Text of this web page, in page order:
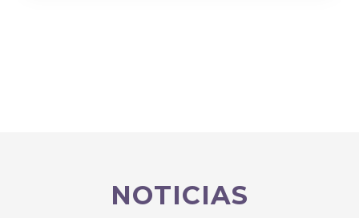
NOTICIAS